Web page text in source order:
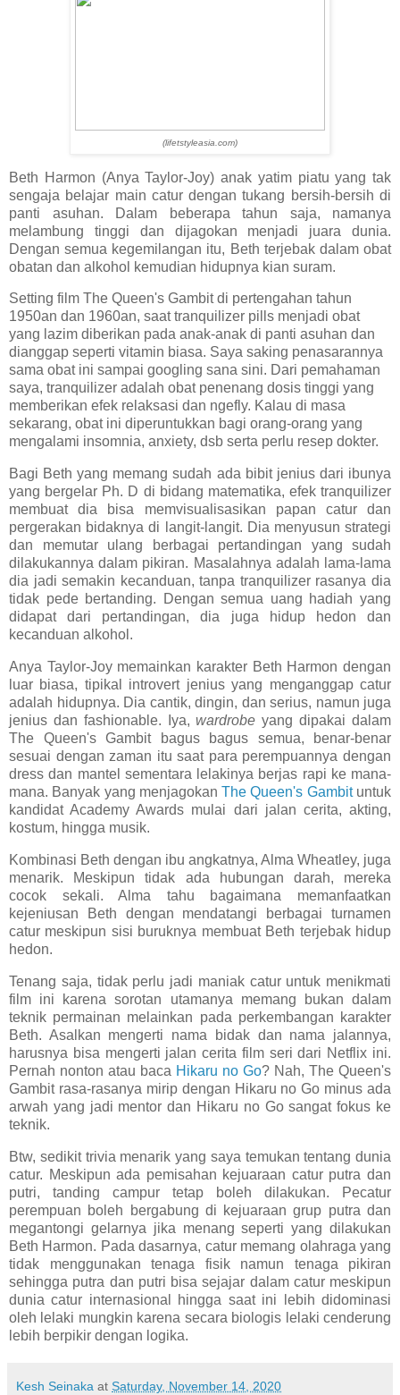
(lifetstyleasia.com)
Beth Harmon (Anya Taylor-Joy) anak yatim piatu yang tak
sengaja belajar main catur dengan tukang bersih-bersih di
panti asuhan. Dalam beberapa tahun saja, namanya
melambung tinggi dan dijagokan menjadi juara dunia.
Dengan semua kegemilangan itu, Beth terjebak dalam obat
obatan dan alkohol kemudian hidupnya kian suram.
Setting film The Queen's Gambit di pertengahan tahun
1950an dan 1960an, saat tranquilizer pills menjadi obat
yang lazim diberikan pada anak-anak di panti asuhan dan
dianggap seperti vitamin biasa. Saya saking penasarannya
sama obat ini sampai googling sana sini. Dari pemahaman
saya, tranquilizer adalah obat penenang dosis tinggi yang
memberikan efek relaksasi dan ngefly. Kalau di masa
sekarang, obat ini diperuntukkan bagi orang-orang yang
mengalami insomnia, anxiety, dsb serta perlu resep dokter.
Bagi Beth yang memang sudah ada bibit jenius dari ibunya
yang bergelar Ph. D di bidang matematika, efek tranquilizer
membuat dia bisa memvisualisasikan papan catur dan
pergerakan bidaknya di langit-langit. Dia menyusun strategi
dan memutar ulang berbagai pertandingan yang sudah
dilakukannya dalam pikiran. Masalahnya adalah lama-lama
dia jadi semakin kecanduan, tanpa tranquilizer rasanya dia
tidak pede bertanding. Dengan semua uang hadiah yang
didapat dari pertandingan, dia juga hidup hedon dan
kecanduan alkohol.
Anya Taylor-Joy memainkan karakter Beth Harmon dengan
luar biasa, tipikal introvert jenius yang menganggap catur
adalah hidupnya. Dia cantik, dingin, dan serius, namun juga
jenius dan fashionable. Iya,wardrobeyang dipakai dalam
The Queen's Gambit bagus bagus semua, benar-benar
sesuai dengan zaman itu saat para perempuannya dengan
dress dan mantel sementara lelakinya berjas rapi ke mana-
mana. Banyak yang menjagokanThe Queen's Gambituntuk
kandidat Academy Awards mulai dari jalan cerita, akting,
kostum, hingga musik.
Kombinasi Beth dengan ibu angkatnya, Alma Wheatley, juga
menarik. Meskipun tidak ada hubungan darah, mereka
cocok sekali. Alma tahu bagaimana memanfaatkan
kejeniusan Beth dengan mendatangi berbagai turnamen
catur meskipun sisi buruknya membuat Beth terjebak hidup
hedon.
Tenang saja, tidak perlu jadi maniak catur untuk menikmati
film ini karena sorotan utamanya memang bukan dalam
teknik permainan melainkan pada perkembangan karakter
Beth. Asalkan mengerti nama bidak dan nama jalannya,
harusnya bisa mengerti jalan cerita film seri dari Netflix ini.
Pernah nonton atau baca Hikaru no Go? Nah, The Queen's
Gambit rasa-rasanya mirip dengan Hikaru no Go minus ada
arwah yang jadi mentor dan Hikaru no Go sangat fokus ke
teknik.
Btw, sedikit trivia menarik yang saya temukan tentang dunia
catur. Meskipun ada pemisahan kejuaraan catur putra dan
putri, tanding campur tetap boleh dilakukan. Pecatur
perempuan boleh bergabung di kejuaraan grup putra dan
megantongi gelarnya jika menang seperti yang dilakukan
Beth Harmon. Pada dasarnya, catur memang olahraga yang
tidak menggunakan tenaga fisik namun tenaga pikiran
sehingga putra dan putri bisa sejajar dalam catur meskipun
dunia catur internasional hingga saat ini lebih didominasi
oleh lelaki mungkin karena secara biologis lelaki cenderung
lebih berpikir dengan logika.
Kesh Seinaka at Saturday, November 14, 2020